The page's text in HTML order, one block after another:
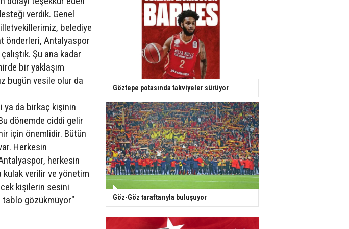
verdik. Genel
belediye
önderleri, Antalyaspor
Şu ana kadar
bir yaklaşım
bugün vesile olur da
ya da birkaç kişinin
dönemde ciddi gelir
için önemlidir. Bütün
Herkesin
herkesin
kulak verilir ve yönetim
kişilerin sesini
tablo gözükmüyor"
Göztepe potasında takviyeler sürüyor
Göz-Göz taraftarıyla buluşuyor